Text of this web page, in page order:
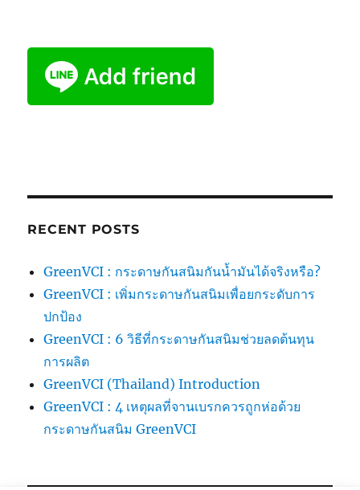
RECENT POSTS
GreenVCI : กระดาษกันสนิมกันน้ำมันได้จริงหรือ?
GreenVCI : เพิ่มกระดาษกันสนิมเพื่อยกระดับการ
ปกป้อง
GreenVCI : 6 วิธีที่กระดาษกันสนิมช่วยลดต้นทุน
การผลิต
GreenVCI (Thailand) Introduction
GreenVCI : 4 เหตุผลที่จานเบรกควรถูกห่อด้วย
กระดาษกันสนิม GreenVCI